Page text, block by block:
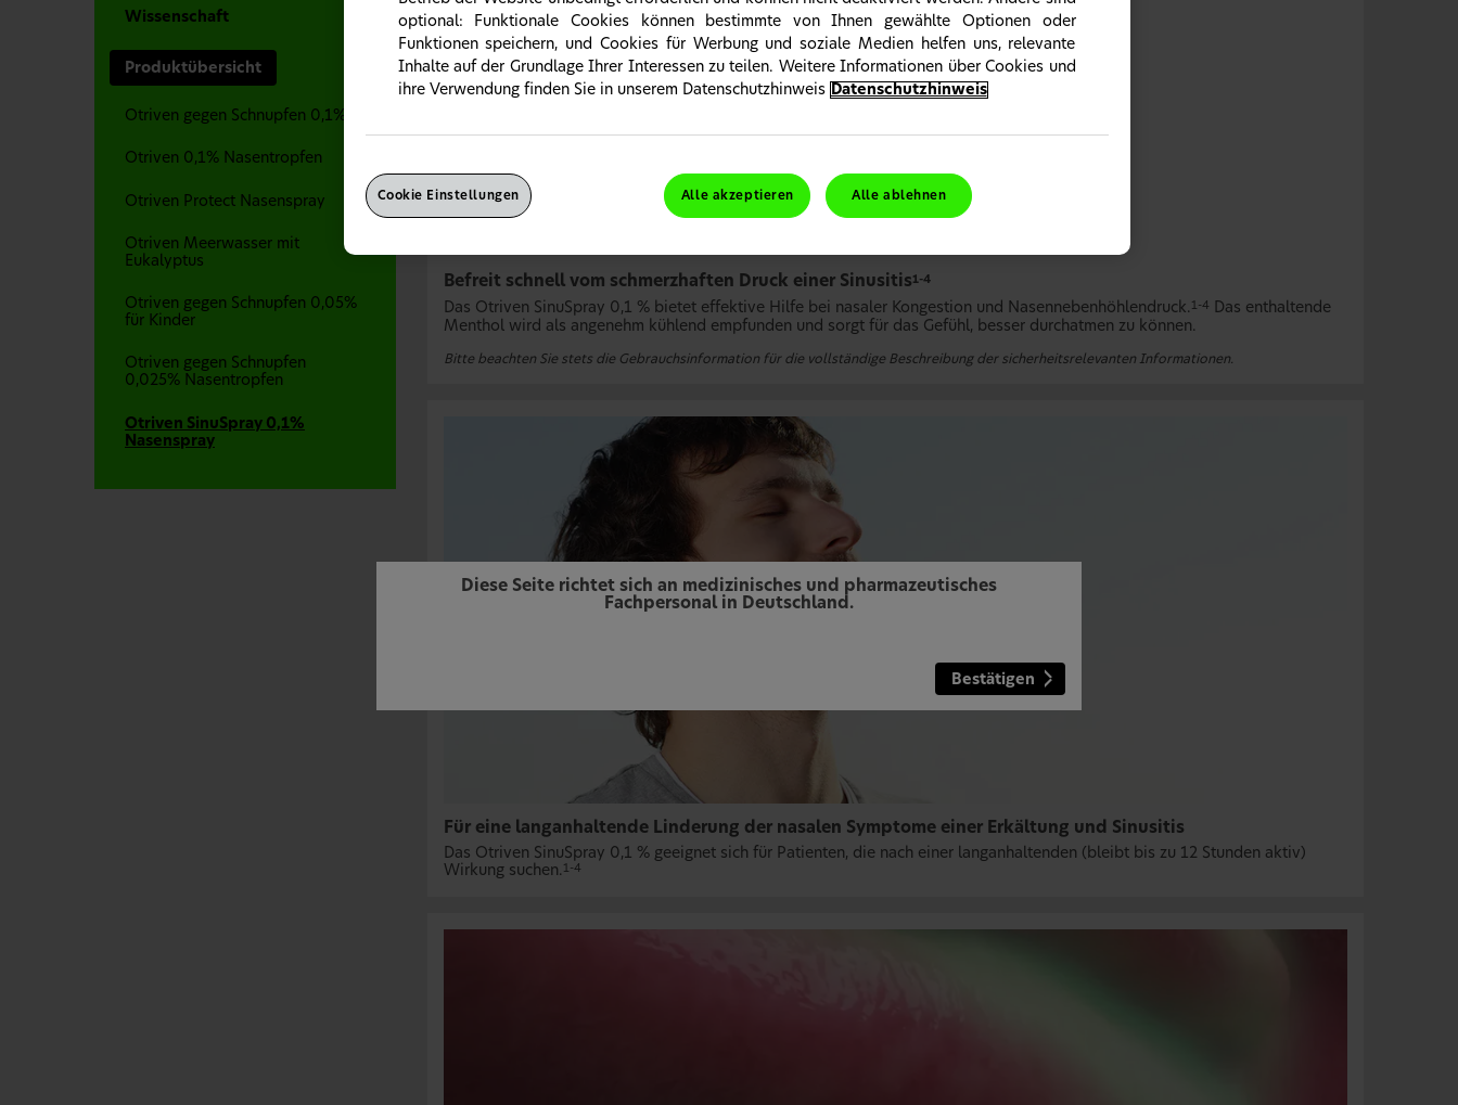
Wissenschaft
Produktübersicht
Otriven gegen Schnupfen 0,1%
Otriven 0,1% Nasentropfen
Otriven Protect Nasenspray
Otriven Meerwasser mit
Eukalyptus
Otriven gegen Schnupfen 0,05%
für Kinder
Otriven gegen Schnupfen
0,025% Nasentropfen
Otriven SinuSpray 0,1%
Nasenspray
Befreit schnell vom schmerzhaften Druck einer Sinusitis 1-4
Das Otriven SinuSpray 0,1 % bietet effektive Hilfe bei nasaler Kongestion und Nasennebenhöhlendruck. 1-4
Das enthaltende
Menthol wird als angenehm kühlend empfunden und sorgt für das Gefühl, besser durchatmen zu können.
Bitte beachten Sie stets die Gebrauchsinformation für die vollständige Beschreibung der sicherheitsrelevanten Informationen.
Für eine langanhaltende Linderung der nasalen Symptome einer Erkältung und Sinusitis
Das Otriven SinuSpray 0,1 % geeignet sich für Patienten, die nach einer langanhaltenden (bleibt bis zu 12 Stunden aktiv)
Wirkung suchen. 1-4
Diese Seite richtet sich an medizinisches und pharmazeutisches
Fachpersonal in Deutschland.
Bestätigen
optional: Funktionale Cookies können bestimmte von Ihnen gewählte Optionen oder
Funktionen speichern, und Cookies für Werbung und soziale Medien helfen uns, relevante
Inhalte auf der Grundlage Ihrer Interessen zu teilen. Weitere Informationen über Cookies und
ihre Verwendung finden Sie in unserem Datenschutzhinweis
Datenschutzhinweis
Alle akzeptieren Alle ablehnen
Cookie Einstellungen